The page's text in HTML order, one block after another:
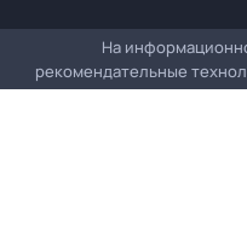
На
рекомендательные